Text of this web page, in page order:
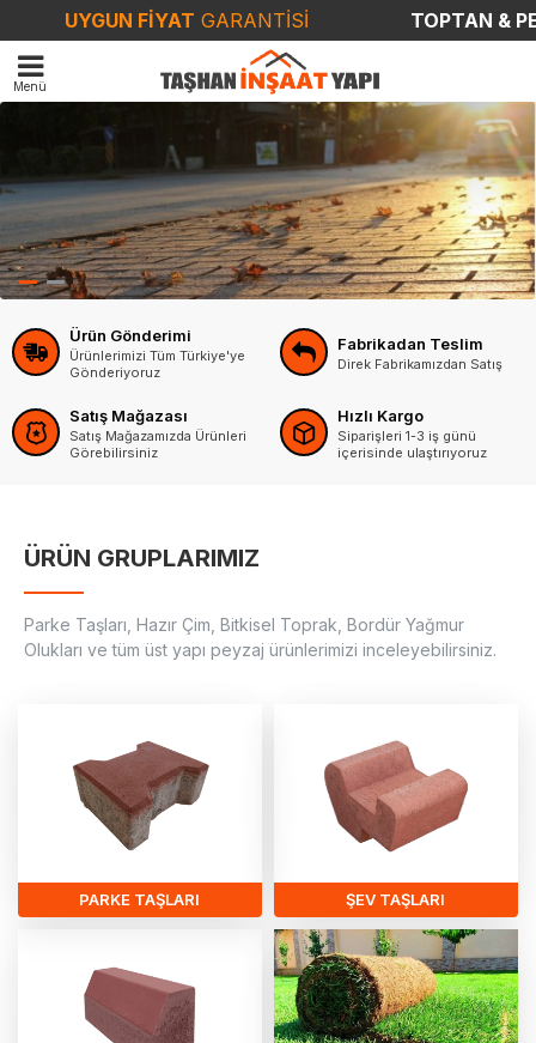
UYGUN FİYATGARANTİSİ TOPTAN &
Ürün Gönderimi
Ürünlerimizi Tüm Türkiye'ye
Gönderiyoruz
Fabrikadan Teslim
Direk Fabrikamızdan Satış
Satış Mağazası
Satış Mağazamızda Ürünleri
Görebilirsiniz
Hızlı Kargo
Siparişleri 1-3 iş günü
içerisinde ulaştırıyoruz
ÜRÜN GRUPLARIMIZ
Parke Taşları, Hazır Çim, Bitkisel Toprak, Bordür Yağmur
Olukları ve tüm üst yapı peyzaj ürünlerimizi inceleyebilirsiniz.
PARKE TAŞLARI ŞEV TAŞLARI